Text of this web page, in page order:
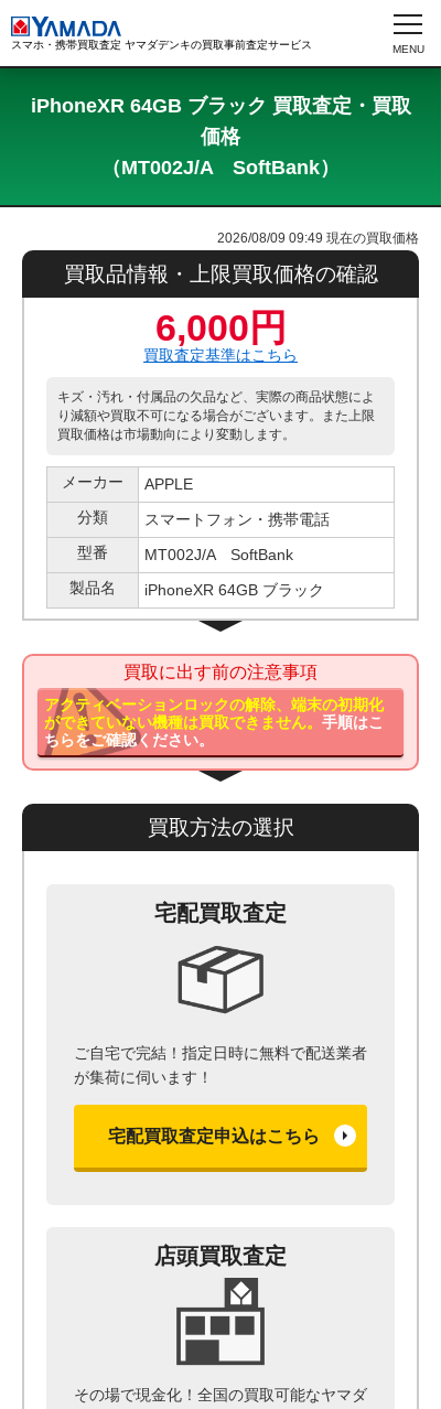
スマホ・携帯買取査定 ヤマダデンキの買取事前査定サービス
iPhoneXR 64GB ブラック 買取査定・買取
価格
（MT002J/A SoftBank）
2026/08/09 09:49 現在の買取価格
買取品情報・上限買取価格の確認
6,000円
買取査定基準はこちら
キズ・汚れ・付属品の欠品など、実際の商品状態によ
り減額や買取不可になる場合がございます。また上限
買取価格は市場動向により変動します。
メーカー
APPLE
分類
スマートフォン・携帯電話
型番
MT002J/A SoftBank
製品名
iPhoneXR 64GB ブラック
買取に出す前の注意事項
アクティベーションロックの解除、端末の初期化
ができていない機種は買取できません。手順はこ
ちらをご確認ください。
買取方法の選択
宅配買取査定
ご自宅で完結！指定日時に無料で配送業者
が集荷に伺います！
宅配買取査定申込はこちら
店頭買取査定
その場で現金化！全国の買取可能なヤマダ